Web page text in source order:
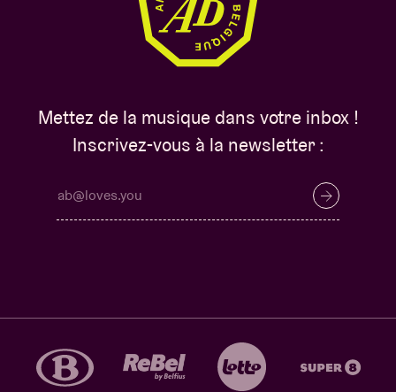
Mettez de la musique dans votre inbox !
Inscrivez-vous à la newsletter :